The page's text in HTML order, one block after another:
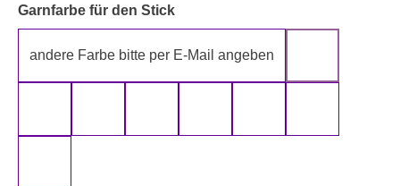
Garnfarbe für den Stickauswählen
andere Farbe bitte per E-Mail angeben